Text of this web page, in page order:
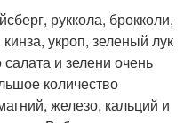
руккола, брокколи,
укроп, зеленый лук
и зелени очень
количество
железо, кальций и